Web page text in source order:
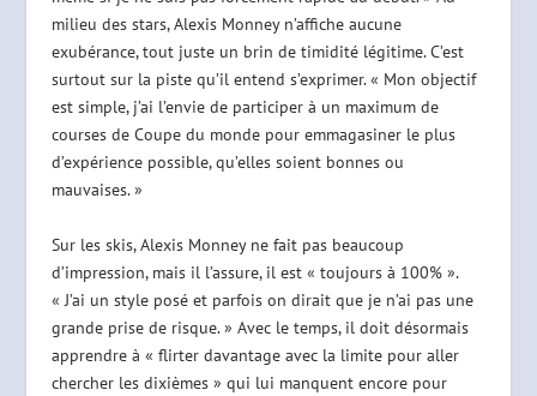
milieu des stars, Alexis Monney n’affiche aucune
exubérance, tout juste un brin de timidité légitime. C’est
surtout sur la piste qu’il entend s’exprimer. « Mon objectif
est simple, j’ai l’envie de participer à un maximum de
courses de Coupe du monde pour emmagasiner le plus
d’expérience possible, qu’elles soient bonnes ou
mauvaises. »
Sur les skis, Alexis Monney ne fait pas beaucoup
d’impression, mais il l’assure, il est « toujours à 100% ».
« J’ai un style posé et parfois on dirait que je n’ai pas une
grande prise de risque. » Avec le temps, il doit désormais
apprendre à « flirter davantage avec la limite pour aller
chercher les dixièmes » qui lui manquent encore pour